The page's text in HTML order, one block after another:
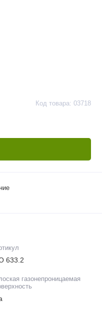
Код товара: 03718
633.2
газонепроницаемая